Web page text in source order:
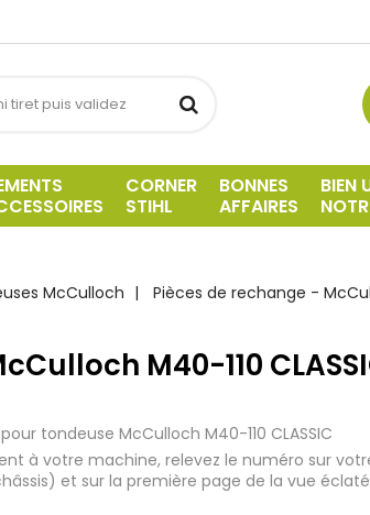
CORNER
STIHL
BONNES
AFFAIRES
BIEN
McCulloch Pièces de rechange -
M40-110
tondeuse McCulloch M40-110 CLASSIC
à votre machine, relevez le numéro sur
et sur la première page de la vue